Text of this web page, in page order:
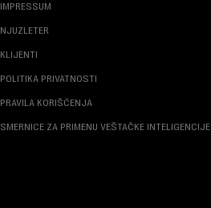
IMPRESSUM
NJUZLETER
KLIJENTI
POLITIKA PRIVATNOSTI
PRAVILA KORIŠĆENJA
SMERNICE ZA PRIMENU VEŠTAČKE INTELIGENCIJE